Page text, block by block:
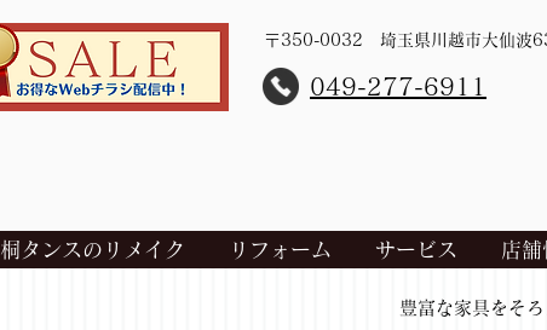
〒350-0032 埼玉県川越市大仙波
​049-277-6911
桐タンスのリメイク リフォーム サービス 店舗
豊富な家具をそろ